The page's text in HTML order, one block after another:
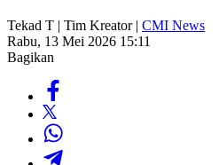
Tekad T | Tim Kreator | CMI News
Rabu, 13 Mei 2026 15:11
Bagikan